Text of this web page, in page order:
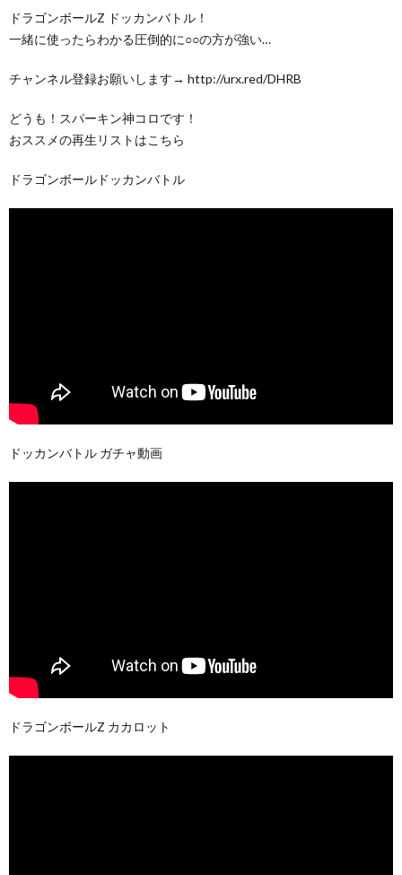
ドラゴンボールZ ドッカンバトル！
一緒に使ったらわかる圧倒的に○○の方が強い…
チャンネル登録お願いします→ http://urx.red/DHRB
どうも！スパーキン神コロです！
おススメの再生リストはこちら
ドラゴンボールドッカンバトル
ドッカンバトル ガチャ動画
ドラゴンボールZ カカロット